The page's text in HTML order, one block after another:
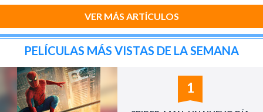
VER MÁS ARTÍCULOS
PELÍCULAS MÁS VISTAS DE LA SEMANA
1